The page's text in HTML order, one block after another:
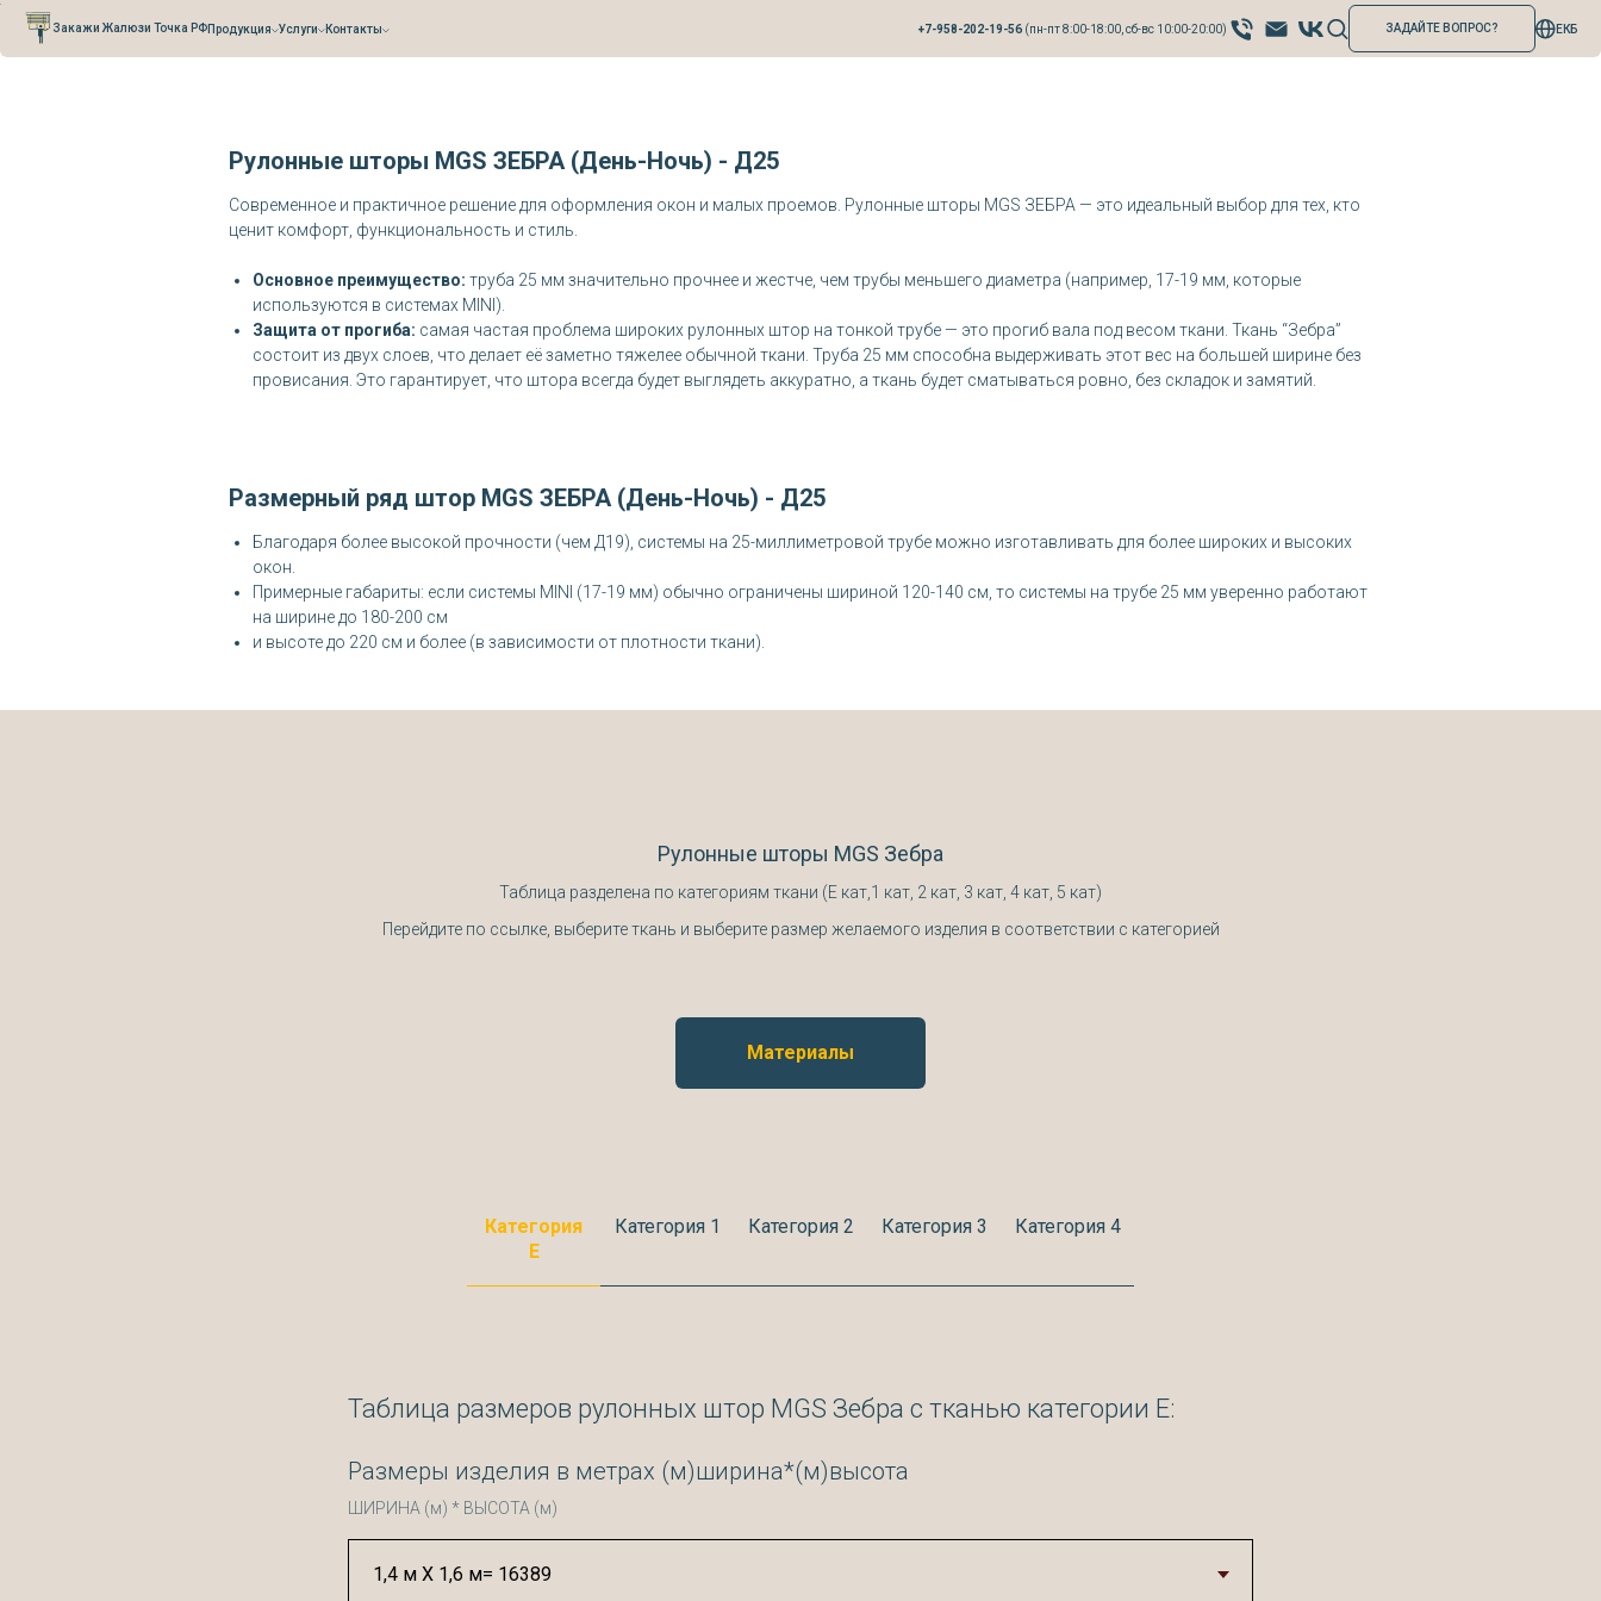
Verification: 0cefb66fb3527941
Закажи Жалюзи Точка РФПродукция Услуги Контакты +7-958-202-19-56 (пн-пт 8:00-18:00, сб-вс 10:00-20:00) ЗАДАЙТЕ ВОПРОС? ЕКБ
Рулонные шторы MGS ЗЕБРА (День-Ночь) - Д25
Современное и практичное решение для оформления окон и малых проемов. Рулонные шторы MGS ЗЕБРА — это идеальный выбор для тех, кто
ценит комфорт, функциональность и стиль.
Основное преимущество: труба 25 мм значительно прочнее и жестче, чем трубы меньшего диаметра (например, 17-19 мм, которые
используются в системах MINI).
Защита от прогиба: самая частая проблема широких рулонных штор на тонкой трубе — это прогиб вала под весом ткани. Ткань “Зебра”
состоит из двух слоев, что делает её заметно тяжелее обычной ткани. Труба 25 мм способна выдерживать этот вес на большей ширине без
провисания. Это гарантирует, что штора всегда будет выглядеть аккуратно, а ткань будет сматываться ровно, без складок и замятий.
Размерный ряд штор MGS ЗЕБРА (День-Ночь) - Д25
Благодаря более высокой прочности (чем Д19), системы на 25-миллиметровой трубе можно изготавливать для более широких и высоких
окон.
Примерные габариты: если системы MINI (17-19 мм) обычно ограничены шириной 120-140 см, то системы на трубе 25 мм уверенно работают
на ширине до 180-200 см
и высоте до 220 см и более (в зависимости от плотности ткани).
Рулонные шторы MGS Зебра
Таблица разделена по категориям ткани (Е кат,1 кат, 2 кат, 3 кат, 4 кат, 5 кат)
Перейдите по ссылке, выберите ткань и выберите размер желаемого изделия в соответствии с категорией
Материалы
Категория
Е
Категория 1 Категория 2 Категория 3 Категория 4
Таблица размеров рулонных штор MGS Зебра с тканью категории Е:
Размеры изделия в метрах (м)ширина*(м)высота
ШИРИНА (м) * ВЫСОТА (м)